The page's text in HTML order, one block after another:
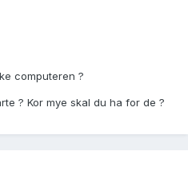
computeren ?
? Kor mye skal du ha for de ?